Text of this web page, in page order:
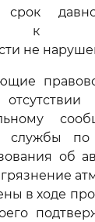
к
не
службы
об
в ходе